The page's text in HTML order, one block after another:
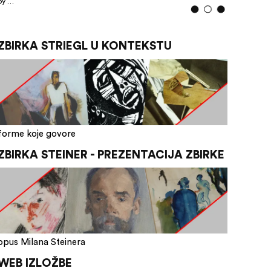
STRIEGL U KONTEKSTU
koje govore
STEINER - PREZENTACIJA ZBIRKE
Milana Steinera
IZLOŽBE